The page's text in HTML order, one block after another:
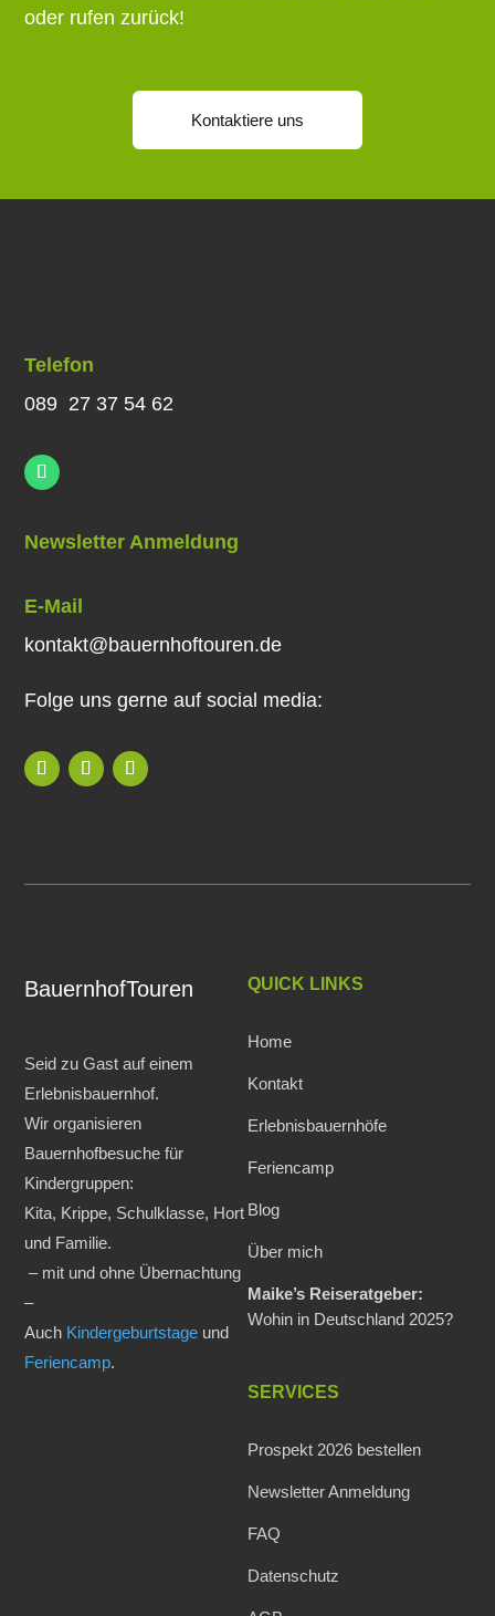
oder rufen zurück!
Kontaktiere uns
Telefon
089 27 37 54 62
Newsletter Anmeldung
E-Mail
kontakt@bauernhoftouren.de
Folge uns gerne auf social media:
BauernhofTouren
Seid zu Gast auf einem
Erlebnisbauernhof.
Wir organisieren
Bauernhofbesuche für
Kindergruppen:
Kita, Krippe, Schulklasse, Hort
und Familie.
– mit und ohne Übernachtung
–
Auch Kindergeburtstage und
Feriencamp.
QUICK LINKS
Home
Kontakt
Erlebnisbauernhöfe
Feriencamp
Blog
Über mich
Maike’s Reiseratgeber:
Wohin in Deutschland 2025?
SERVICES
Prospekt 2026 bestellen
Newsletter Anmeldung
FAQ
Datenschutz